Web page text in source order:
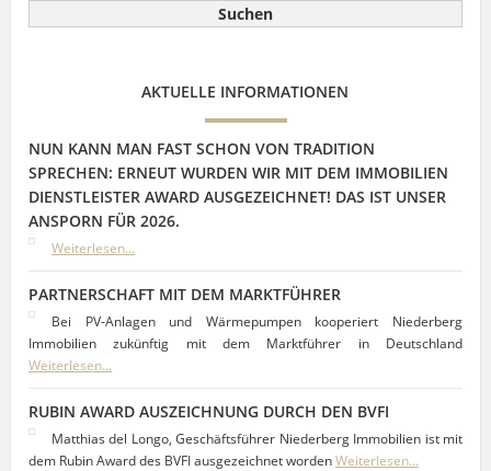
AKTUELLE INFORMATIONEN
NUN KANN MAN FAST SCHON VON TRADITION
SPRECHEN: ERNEUT WURDEN WIR MIT DEM IMMOBILIEN
DIENSTLEISTER AWARD AUSGEZEICHNET! DAS IST UNSER
ANSPORN FÜR 2026.
Weiterlesen...
PARTNERSCHAFT MIT DEM MARKTFÜHRER
Bei PV-Anlagen und Wärmepumpen kooperiert Niederberg
Immobilien zukünftig mit dem Marktführer in Deutschland
Weiterlesen...
RUBIN AWARD AUSZEICHNUNG DURCH DEN BVFI
Matthias del Longo, Geschäftsführer Niederberg Immobilien ist mit
dem Rubin Award des BVFI ausgezeichnet wordenWeiterlesen...